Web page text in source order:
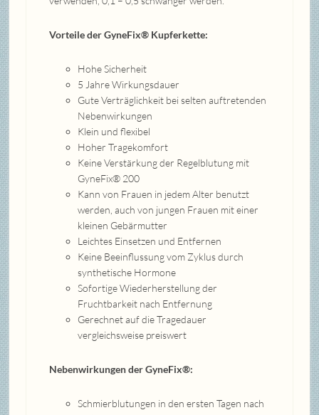
Vorteile der GyneFix® Kupferkette:
Hohe Sicherheit
5 Jahre Wirkungsdauer
Gute Verträglichkeit bei selten auftretenden
Nebenwirkungen
Klein und flexibel
Hoher Tragekomfort
Keine Verstärkung der Regelblutung mit
GyneFix® 200
Kann von Frauen in jedem Alter benutzt
werden, auch von jungen Frauen mit einer
kleinen Gebärmutter
Leichtes Einsetzen und Entfernen
Keine Beeinflussung vom Zyklus durch
synthetische Hormone
Sofortige Wiederherstellung der
Fruchtbarkeit nach Entfernung
Gerechnet auf die Tragedauer
vergleichsweise preiswert
Nebenwirkungen der GyneFix®:
Schmierblutungen in den ersten Tagen nach